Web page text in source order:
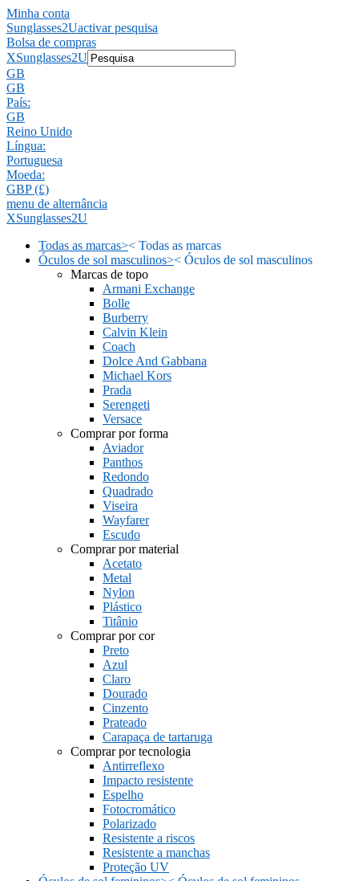
Minha conta
Sunglasses2Uactivar pesquisa
Bolsa de compras
XSunglasses2U
GB
GB
País:
GB
Reino Unido
Língua:
Portuguesa
Moeda:
GBP (£)
menu de alternância
XSunglasses2U
Todas as marcas>< Todas as marcas
Óculos de sol masculinos>< Óculos de sol masculinos
Marcas de topo
Armani Exchange
Bolle
Burberry
Calvin Klein
Coach
Dolce And Gabbana
Michael Kors
Prada
Serengeti
Versace
Comprar por forma
Aviador
Panthos
Redondo
Quadrado
Viseira
Wayfarer
Escudo
Comprar por material
Acetato
Metal
Nylon
Plástico
Titânio
Comprar por cor
Preto
Azul
Claro
Dourado
Cinzento
Prateado
Carapaça de tartaruga
Comprar por tecnologia
Antirreflexo
Impacto resistente
Espelho
Fotocromático
Polarizado
Resistente a riscos
Resistente a manchas
Proteção UV